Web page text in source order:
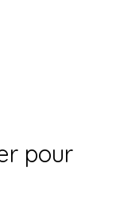
pour